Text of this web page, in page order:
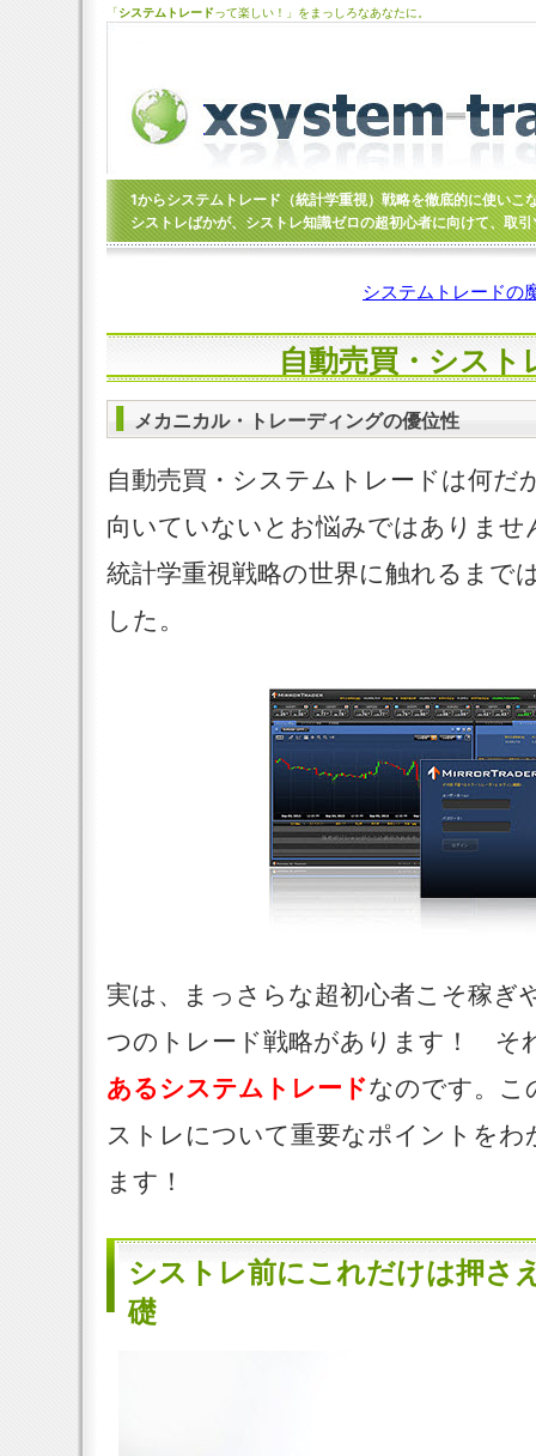
「システムトレードって楽しい！」をまっしろなあなたに。
1からシステムトレード（統計学重視）戦略を徹底的に使い
シストレばかが、シストレ知識ゼロの超初心者に向けて、取
システムトレードの
自動売買・シスト
メカニカル・トレーディングの優位性
自動売買・システムトレードは何だ
向いていないとお悩みではありま
統計学重視戦略の世界に触れるまで
した。
実は、まっさらな超初心者こそ稼ぎ
つのトレード戦略があります！ そ
あるシステムトレードなのです。こ
ストレについて重要なポイントを
ます！
シストレ前にこれだけは押さ
礎